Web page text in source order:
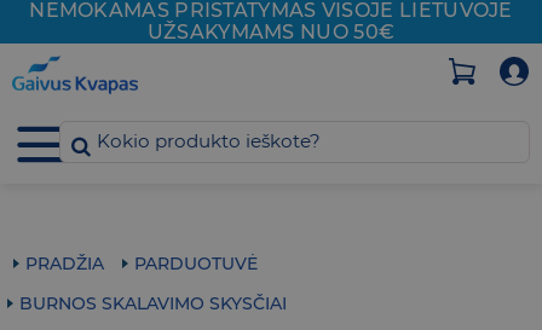
Skip
to
content
NEMOKAMAS PRISTATYMAS VISOJE LIETUVOJE
UŽSAKYMAMS NUO 50€
PRADŽIA
PARDUOTUVĖ
BURNOS SKALAVIMO SKYSČIAI